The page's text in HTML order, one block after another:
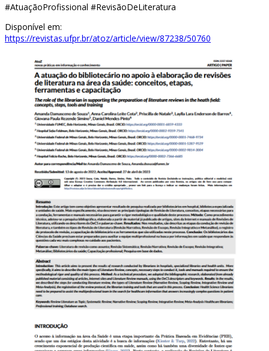
#AtuaçãoProfissional #RevisãoDeLiteratura
Disponível em:
https://revistas.ufpr.br/atoz/article/view/87238/50760